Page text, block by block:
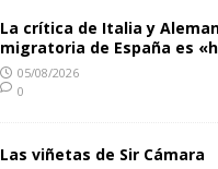
La crítica de Italia y
migratoria de España es
05/08/2026
0
Las viñetas de Sir Cámara